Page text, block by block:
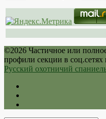
©2026 Частичное или
профили секции в
Русский охотничий